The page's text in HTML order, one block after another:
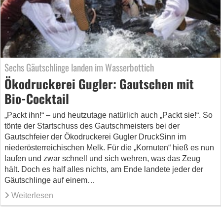
Sechs Gäutschlinge landen im Wasserbottich
Ökodruckerei Gugler: Gautschen mit
Bio-Cocktail
„Packt ihn!“ – und heutzutage natürlich auch „Packt sie!“. So
tönte der Startschuss des Gautschmeisters bei der
Gautschfeier der Ökodruckerei Gugler DruckSinn im
niederösterreichischen Melk. Für die „Kornuten“ hieß es nun
laufen und zwar schnell und sich wehren, was das Zeug
hält. Doch es half alles nichts, am Ende landete jeder der
Gäutschlinge auf einem…
Weiterlesen